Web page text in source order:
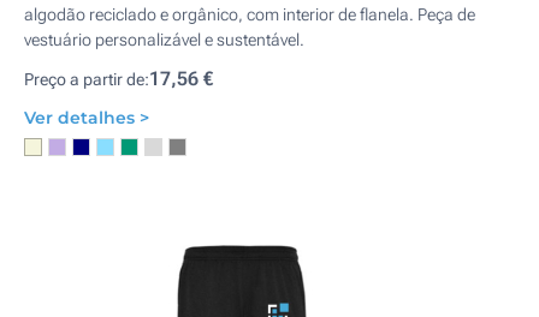
algodão reciclado e orgânico, com interior de flanela. Peça de
vestuário personalizável e sustentável.
Preço a partir de:17,56 €
Ver detalhes >